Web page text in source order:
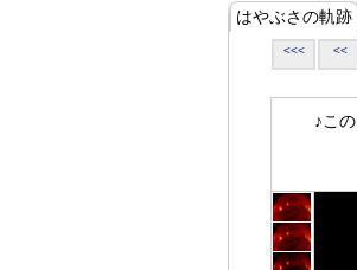
はやぶさの軌跡
<<< <<
♪この